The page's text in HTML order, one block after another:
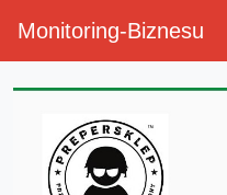
Monitoring-Biznesu